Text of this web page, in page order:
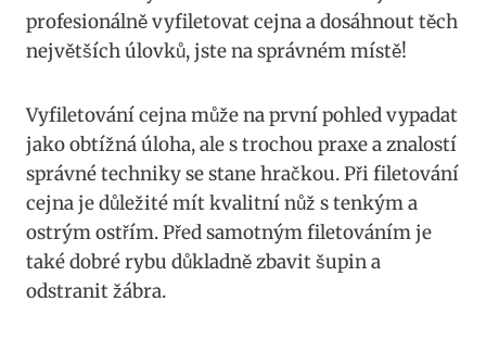
profesionálně vyfiletovat cejna a dosáhnout těch
největších úlovků, jste na správném místě!
Vyfiletování cejna může na první pohled vypadat
jako obtížná úloha, ale s trochou praxe a znalostí
správné techniky se stane hračkou. Při filetování
cejna je důležité mít kvalitní nůž s tenkým a
ostrým ostřím. Před samotným filetováním je
také dobré rybu důkladně zbavit šupin a
odstranit žábra.